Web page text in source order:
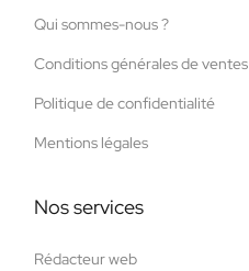
Qui sommes-nous ?
Conditions générales de ventes
Politique de confidentialité
Mentions légales
Nos services
Rédacteur web